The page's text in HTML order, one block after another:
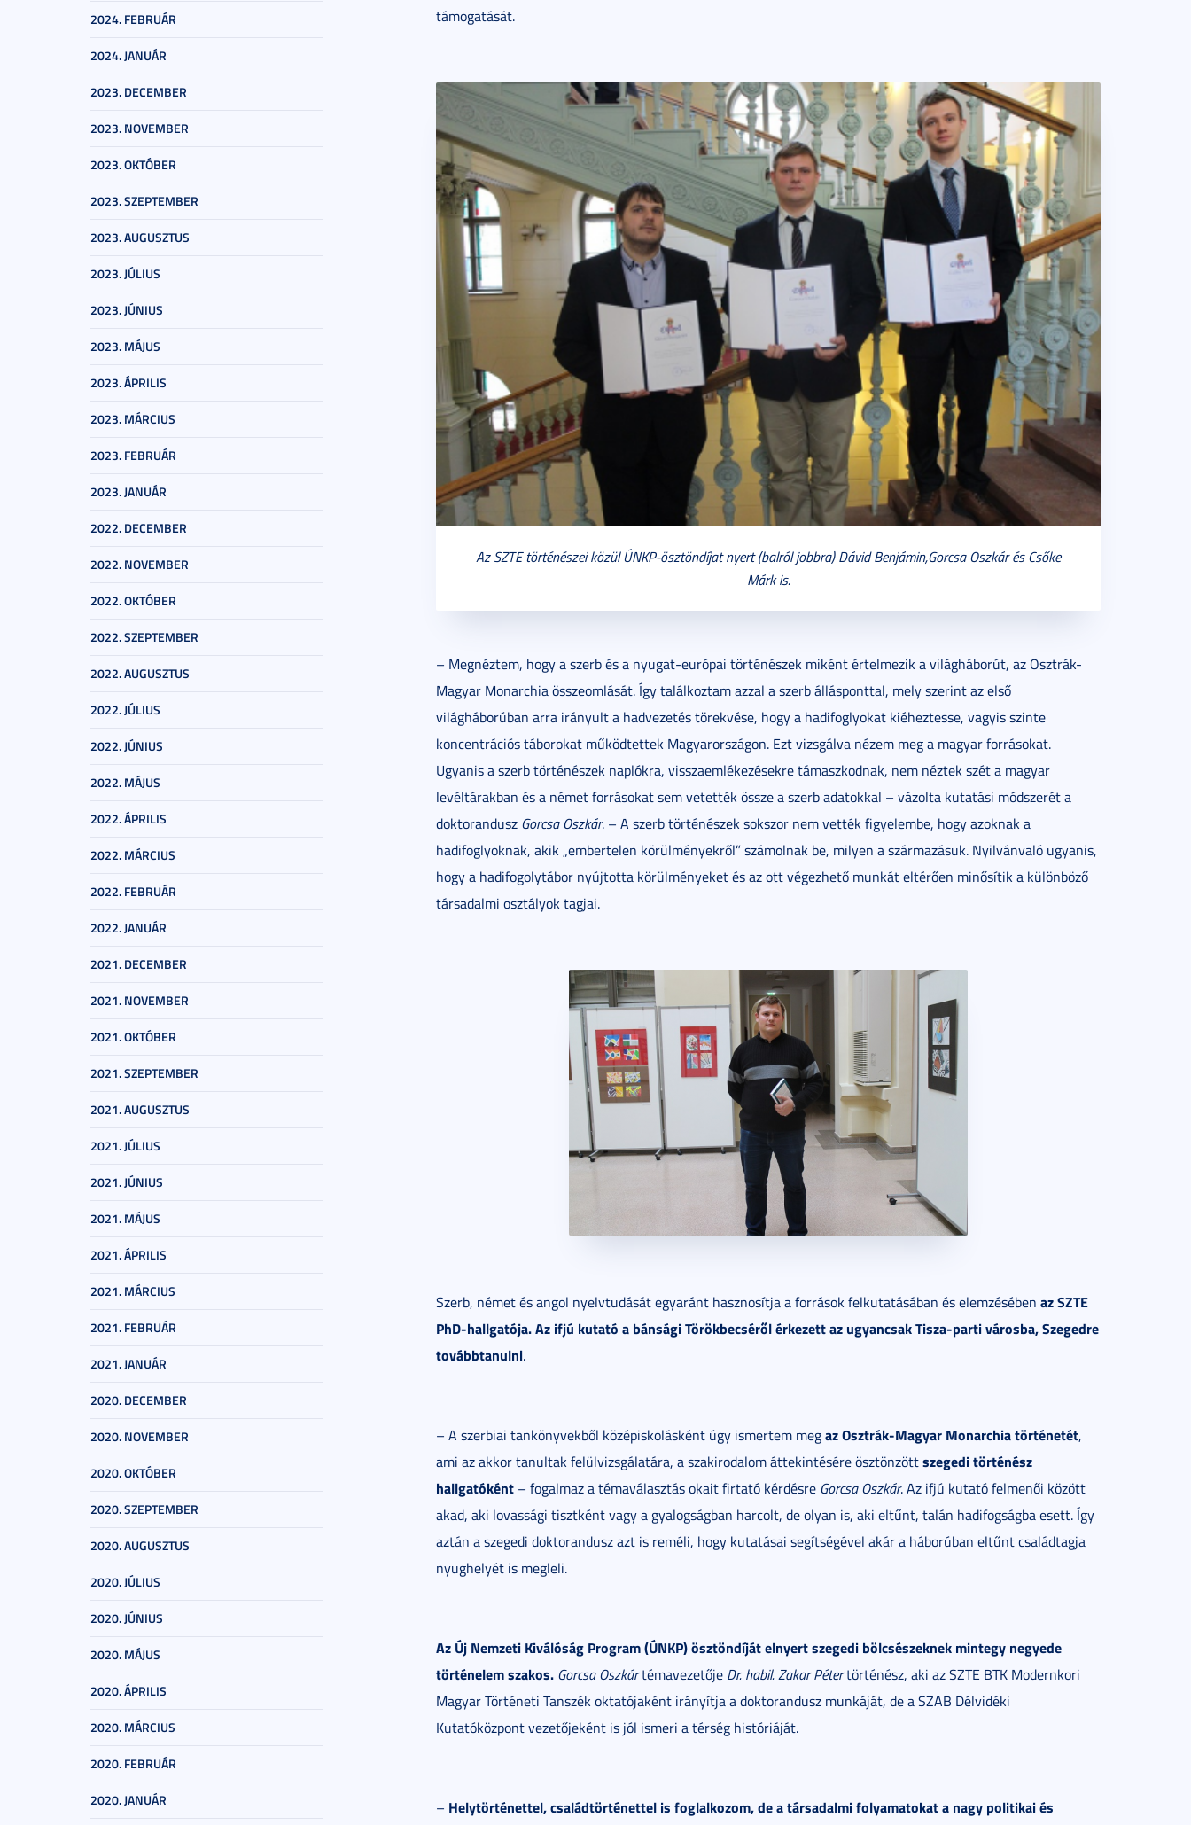
2024. FEBRUÁR
2024. JANUÁR
2023. DECEMBER
2023. NOVEMBER
2023. OKTÓBER
2023. SZEPTEMBER
2023. AUGUSZTUS
2023. JÚLIUS
2023. JÚNIUS
2023. MÁJUS
2023. ÁPRILIS
2023. MÁRCIUS
2023. FEBRUÁR
2023. JANUÁR
2022. DECEMBER
2022. NOVEMBER
2022. OKTÓBER
2022. SZEPTEMBER
2022. AUGUSZTUS
2022. JÚLIUS
2022. JÚNIUS
2022. MÁJUS
2022. ÁPRILIS
2022. MÁRCIUS
2022. FEBRUÁR
2022. JANUÁR
2021. DECEMBER
2021. NOVEMBER
2021. OKTÓBER
2021. SZEPTEMBER
2021. AUGUSZTUS
2021. JÚLIUS
2021. JÚNIUS
2021. MÁJUS
2021. ÁPRILIS
2021. MÁRCIUS
2021. FEBRUÁR
2021. JANUÁR
2020. DECEMBER
2020. NOVEMBER
2020. OKTÓBER
2020. SZEPTEMBER
2020. AUGUSZTUS
2020. JÚLIUS
2020. JÚNIUS
2020. MÁJUS
2020. ÁPRILIS
2020. MÁRCIUS
2020. FEBRUÁR
2020. JANUÁR
támogatását.
Az SZTE történészei közül ÚNKP-ösztöndíjat nyert (balról jobbra) Dávid Benjámin,Gorcsa Oszkár és Csőke
Márk is.
– Megnéztem, hogy a szerb és a nyugat-európai történészek miként értelmezik a világháborút, az Osztrák-
Magyar Monarchia összeomlását. Így találkoztam azzal a szerb állásponttal, mely szerint az első
világháborúban arra irányult a hadvezetés törekvése, hogy a hadifoglyokat kiéheztesse, vagyis szinte
koncentrációs táborokat működtettek Magyarországon. Ezt vizsgálva nézem meg a magyar forrásokat.
Ugyanis a szerb történészek naplókra, visszaemlékezésekre támaszkodnak, nem néztek szét a magyar
levéltárakban és a német forrásokat sem vetették össze a szerb adatokkal – vázolta kutatási módszerét a
doktorandusz Gorcsa Oszkár. – A szerb történészek sokszor nem vették figyelembe, hogy azoknak a
hadifoglyoknak, akik „embertelen körülményekről” számolnak be, milyen a származásuk. Nyilvánvaló ugyanis,
hogy a hadifogolytábor nyújtotta körülményeket és az ott végezhető munkát eltérően minősítik a különböző
társadalmi osztályok tagjai.
Szerb, német és angol nyelvtudását egyaránt hasznosítja a források felkutatásában és elemzésében az SZTE
PhD-hallgatója. Az ifjú kutató a bánsági Törökbecséről érkezett az ugyancsak Tisza-parti városba, Szegedre
továbbtanulni.
– A szerbiai tankönyvekből középiskolásként úgy ismertem megaz Osztrák-Magyar Monarchia történetét,
ami az akkor tanultak felülvizsgálatára, a szakirodalom áttekintésére ösztönzöttszegedi történész
hallgatóként – fogalmaz a témaválasztás okait firtató kérdésre Gorcsa Oszkár. Az ifjú kutató felmenői között
akad, aki lovassági tisztként vagy a gyalogságban harcolt, de olyan is, aki eltűnt, talán hadifogságba esett. Így
aztán a szegedi doktorandusz azt is reméli, hogy kutatásai segítségével akár a háborúban eltűnt családtagja
nyughelyét is megleli.
Az Új Nemzeti Kiválóság Program (ÚNKP) ösztöndíját elnyert szegedi bölcsészeknek mintegy negyede
történelem szakos. Gorcsa Oszkártémavezetője Dr. habil. Zakar Pétertörténész, aki az SZTE BTK Modernkori
Magyar Történeti Tanszék oktatójaként irányítja a doktorandusz munkáját, de a SZAB Délvidéki
Kutatóközpont vezetőjeként is jól ismeri a térség históriáját.
– Helytörténettel, családtörténettel is foglalkozom, de a társadalmi folyamatokat a nagy politikai és